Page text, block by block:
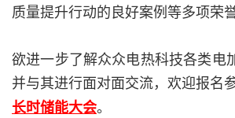
质量提升行动的良好案例等多项荣誉
欲进一步了解众众电热科技各类电
并与其进行面对面交流，欢迎报名
长时储能大会。